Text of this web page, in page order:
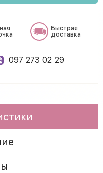
Быстрая
доставка
097 273 02 29